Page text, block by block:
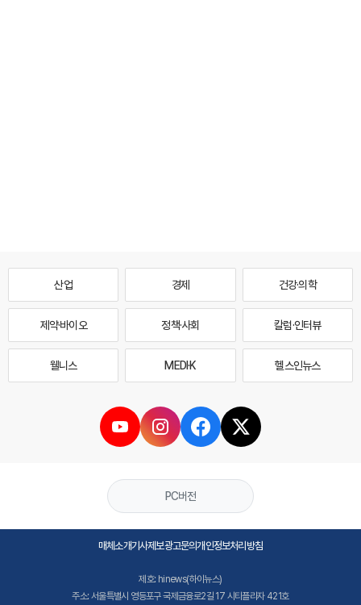
산업 경제 건강·의학
제약·바이오 정책·사회 칼럼·인터뷰
웰니스 MEDI·K 헬스인뉴스
PC버전
매체소개기사제보광고문의개인정보처리방침
제호: hinews(하이뉴스)
주소: 서울특별시 영등포구 국제금융로2길 17 시티플라자 421호